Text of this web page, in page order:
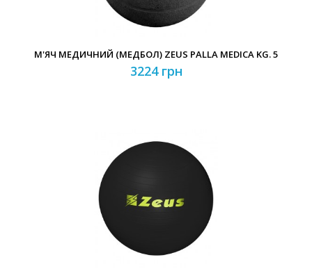
М'ЯЧ МЕДИЧНИЙ (МЕДБОЛ) ZEUS PALLA MEDICA KG. 5
3224 грн